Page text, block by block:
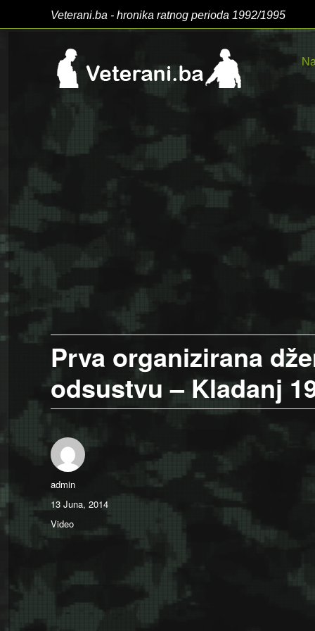
Veterani.ba - hronika ratnog perioda 1992/1995
Prva organizirana
odsustvu – Kladanj
Author
admin
Posted
on
13 Juna, 2014
Categories
Video